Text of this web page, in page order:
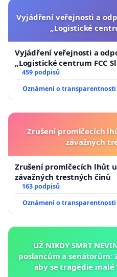
Vyjádření veřejnosti a
„Logistické
Vyjádření veřejnosti a
„Logistické centrum FCC
459 podpisů
Oznámení o transparentnosti
Zrušení promlčecích
závažných
Zrušení promlčecích lhůt
závažných trestných činů
163 podpisů
Oznámení o transparentnosti
UŽ NIKDY SMRT
poslancům a senátorům:
aby se tragédie